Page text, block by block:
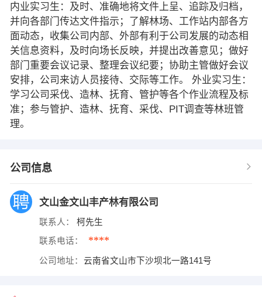
内业实习生：及时、准确地将文件上呈、追踪及归档，
并向各部门传达文件指示；了解林场、工作站内部各方
面动态，收集公司内部、外部有利于公司发展的动态相
关信息资料，及时向场长反映，并提出改善意见；做好
部门重要会议记录、整理会议纪要；协助主管做好会议
安排，公司来访人员接待、交际等工作。 外业实习生：
学习公司采伐、造林、抚育、管护等各个作业流程及标
准；参与管护、造林、抚育、采伐、PIT调查等林班管
理。
公司信息
文山金文山丰产林有限公司
联系人： 柯先生
联系电话： ****
公司地址： 云南省文山市下沙坝北一路141号